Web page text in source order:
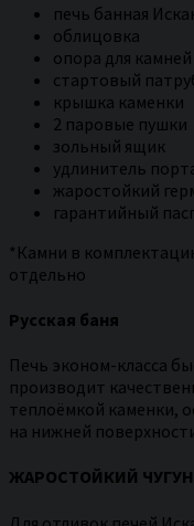
печь банная
облицовка
опора для камней
стартовый
крышка каменки
2 паровые пушки
зольный ящик
удлинитель
жаростойкий
гарантийный
*Камни в
отдельно
Русская баня
Печь эконом-класса
производит
теплоёмкой каменки,
на нижней
ЖАРОСТОЙКИЙ ЧУГУН